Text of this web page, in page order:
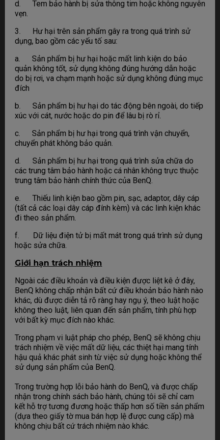
d. Tem bảo hành bị sửa thông tim hoặc không nguyên
vẹn.
3. Hư hại trên sản phẩm gây ra trong quá trình sử
dụng, bao gồm các yếu tố sau:
a. Sản phẩm bị hư hại hoặc mất linh kiện do bảo
quản không tốt, sử dụng không đúng hướng dẫn hoặc
do bị rơi, va chạm mạnh hoặc sử dụng không đúng mục
đích
b. Sản phẩm bị hư hại do tác động bên ngoài, do tiếp
xúc với cát, nước hoặc do pin để lâu bị rò rỉ.
c. Sản phẩm bị hư hại trong quá trình vận chuyển,
chuyển phát không bảo quản.
d. Sản phẩm bị hư hại trong quá trình sửa chữa do
các trung tâm bảo hành hoặc cá nhân không trực thuộc
trung tâm bảo hành chính thức của BenQ.
e. Thiếu linh kiện bao gồm pin, sạc, adaptor, dây cáp
(tất cả các loại dây cáp đính kèm) và các linh kiện khác
đi theo sản phẩm.
f. Dữ liệu điện tử bị mất mát trong quá trình sử dụng
hoặc sửa chữa.
Giới hạn trách nhiệm
Ngoài các điều khoản và điều kiện được liệt kê ở đây,
BenQ không chấp nhận bất cứ điều khoản bảo hành nào
khác, dù được diễn tả rõ ràng hay ngụ ý, theo luật hoặc
không theo luật, liên quan đến sản phẩm, tính phù hợp
với bất kỳ mục đích nào khác.
Trong phạm vi luật pháp cho phép, BenQ sẽ không chịu
trách nhiệm về việc mất dữ liệu, các thiệt hại mang tính
hậu quả khác phát sinh từ việc sử dụng hoặc không thể
sử dụng sản phẩm của BenQ.
Trong trường hợp lỗi bảo hành do BenQ, và được chấp
nhận trong chính sách bảo hành, chúng tôi sẽ chỉ cam
kết hỗ trợ tương đương hoặc thấp hơn số tiền sản phẩm
(dựa theo giấy tờ mua bán hợp lệ được cung cấp) mà
không chịu bất cứ trách nhiệm nào khác.